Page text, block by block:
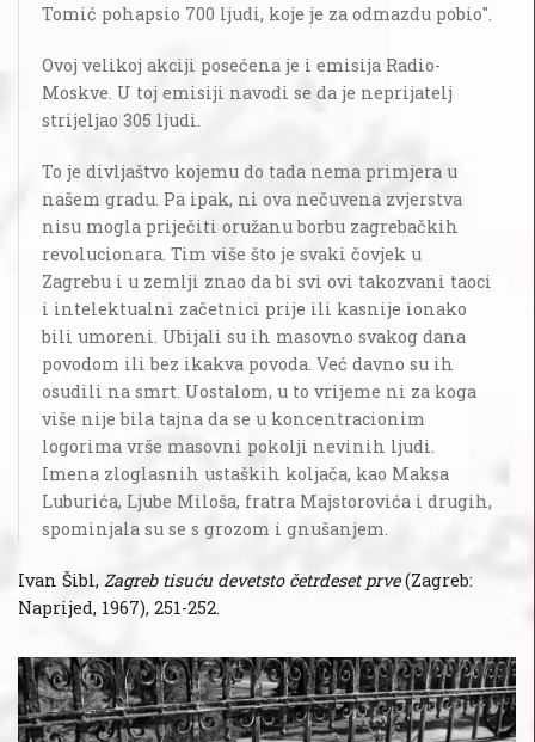
Tomić pohapsio 700 ljudi, koje je za odmazdu pobio".
Ovoj velikoj akciji posećena je i emisija Radio-
Moskve. U toj emisiji navodi se da je neprijatelj
strijeljao 305 ljudi.
To je divljaštvo kojemu do tada nema primjera u
našem gradu. Pa ipak, ni ova nečuvena zvjerstva
nisu mogla priječiti oružanu borbu zagrebačkih
revolucionara. Tim više što je svaki čovjek u
Zagrebu i u zemlji znao da bi svi ovi takozvani taoci
i intelektualni začetnici prije ili kasnije ionako
bili umoreni. Ubijali su ih masovno svakog dana
povodom ili bez ikakva povoda. Već davno su ih
osudili na smrt. Uostalom, u to vrijeme ni za koga
više nije bila tajna da se u koncentracionim
logorima vrše masovni pokolji nevinih ljudi.
Imena zloglasnih ustaških koljača, kao Maksa
Luburića, Ljube Miloša, fratra Majstorovića i drugih,
spominjala su se s grozom i gnušanjem.
Ivan Šibl, Zagreb tisuću devetsto četrdeset prve(Zagreb:
Naprijed, 1967), 251-252.